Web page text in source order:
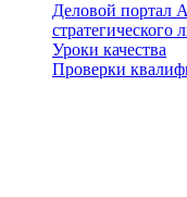
Деловой портал
стратегического
Уроки качества
Проверки